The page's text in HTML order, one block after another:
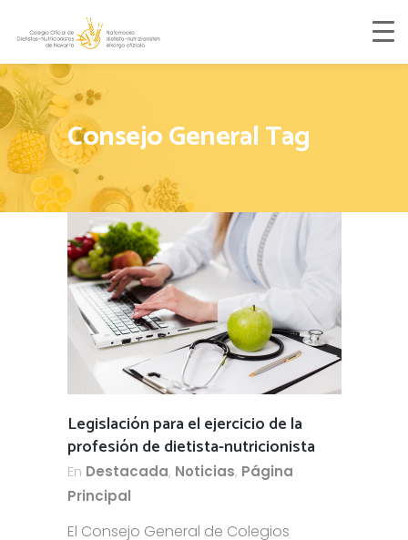
Consejo General Tag
Legislación para el ejercicio de la
profesión de dietista-nutricionista
En Destacada, Noticias, Página
Principal
El Consejo General de Colegios